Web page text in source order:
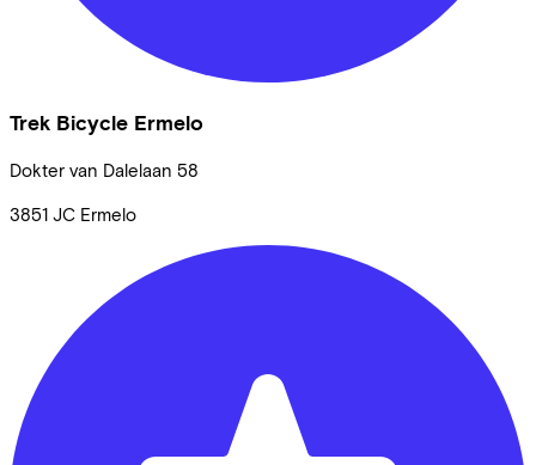
Trek Bicycle Ermelo
Dokter van Dalelaan 58
3851 JC Ermelo